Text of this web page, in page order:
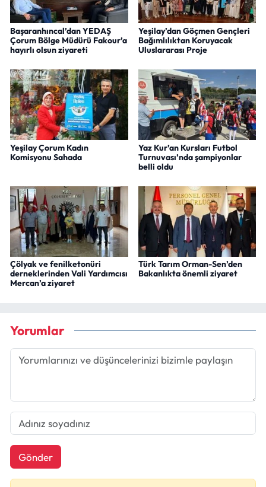
Başaranhıncal’dan YEDAŞ
Çorum Bölge Müdürü Fakour’a
hayırlı olsun ziyareti
Yeşilay’dan Göçmen Gençleri
Bağımlılıktan Koruyacak
Uluslararası Proje
Yeşilay Çorum Kadın
Komisyonu Sahada
Yaz Kur’an Kursları Futbol
Turnuvası’nda şampiyonlar
belli oldu
Çölyak ve fenilketonüri
derneklerinden Vali Yardımcısı
Mercan’a ziyaret
Türk Tarım Orman-Sen’den
Bakanlıkta önemli ziyaret
Yorumlar
Gönder